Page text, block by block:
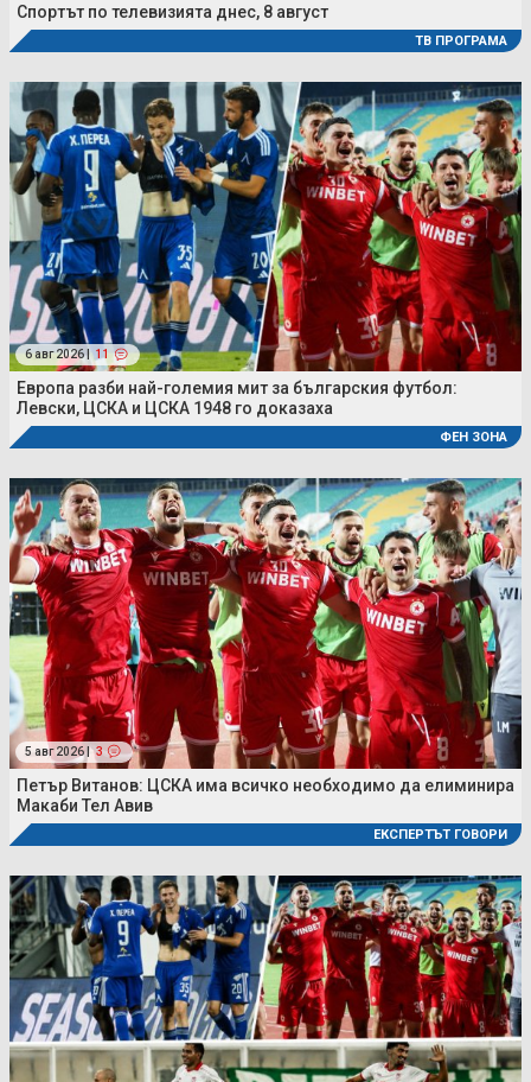
Спортът по телевизията днес, 8 август
ТВ ПРОГРАМА
6 авг 2026 | 11
Европа разби най-големия мит за българския футбол:
Левски, ЦСКА и ЦСКА 1948 го доказаха
ФЕН ЗОНА
5 авг 2026 | 3
Петър Витанов: ЦСКА има всичко необходимо да елиминира
Макаби Тел Авив
ЕКСПЕРТЪТ ГОВОРИ